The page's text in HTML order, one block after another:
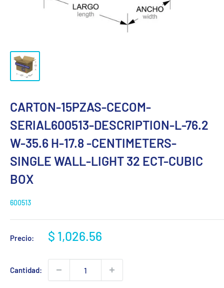
CARTON-15PZAS-CECOM-
SERIAL600513-DESCRIPTION-L-76.2
W-35.6 H-17.8 -CENTIMETERS-
SINGLE WALL-LIGHT 32 ECT-CUBIC
BOX
600513
Precio:
Precio
venta
$ 1,026.56
Cantidad: